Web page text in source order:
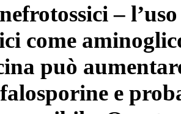
–
come
può
e